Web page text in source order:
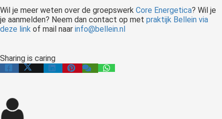
Wil je meer weten over de groepswerk Core Energetica? Wil je
je aanmelden? Neem dan contact op met praktijk Bellein via
deze link of mail naar info@bellein.nl
Sharing is caring